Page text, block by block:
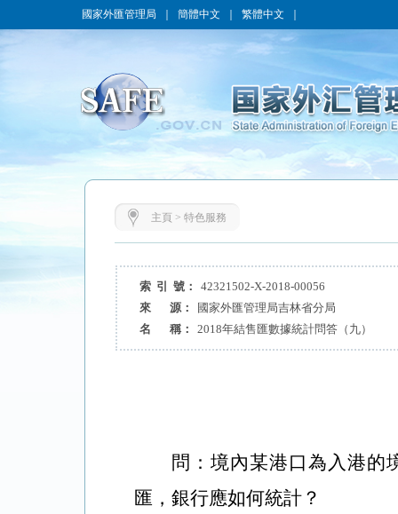
國家外匯管理局 簡體中文 繁體中文
主頁 > 特色服務
索 引 號：
42321502-X-2018-00056
來 源：
國家外匯管理局吉林省分局
名 稱：
2018年結售匯數據統計問答（九）
問：境內某港口為入港的
匯，銀行應如何統計？